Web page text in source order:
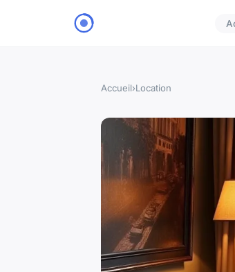
Accueil›Location